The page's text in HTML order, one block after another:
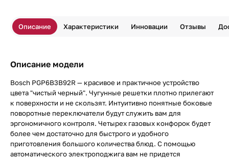
Описание Характеристики Инновации Отзывы
Описание модели
Bosch PGP6B3B92R — красивое и практичное устройство
цвета "чистый черный". Чугунные решетки плотно прилегают
к поверхности и не скользят. Интуитивно понятные боковые
поворотные переключатели будут служить вам для
эргономичного контроля. Четырех газовых конфорок будет
более чем достаточно для быстрого и удобного
приготовления большого количества блюд. С помощью
автоматического электроподжига вам не придется